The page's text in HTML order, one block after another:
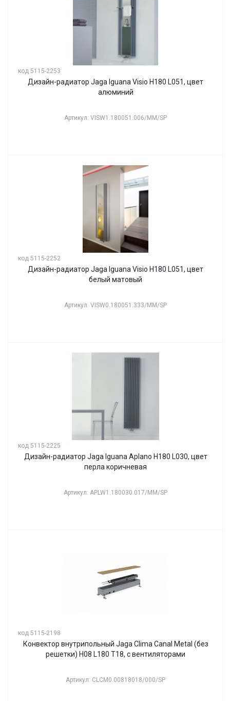
код 5115-2253
Дизайн-радиатор Jaga Iguana Visio H180 L051, цвет
алюминий
Артикул: VISW1.180051.006/MM/SP
код 5115-2252
Дизайн-радиатор Jaga Iguana Visio H180 L051, цвет
белый матовый
Артикул: VISW0.180051.333/MM/SP
код 5115-2225
Дизайн-радиатор Jaga Iguana Aplano H180 L030, цвет
перла коричневая
Артикул: APLW1.180030.017/MM/SP
код 5115-2198
Конвектор внутрипольный Jaga Clima Canal Metal (без
решетки) H08 L180 T18, с вентиляторами
Артикул: CLCM0.00818018/000/SP